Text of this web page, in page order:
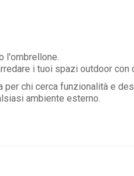
l'ombrellone.
i tuoi spazi outdoor con
chi cerca funzionalità e
ambiente esterno.